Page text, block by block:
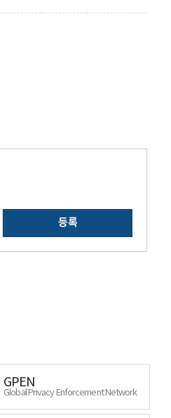
등록
GPEN
Global Privacy Enforcement Network